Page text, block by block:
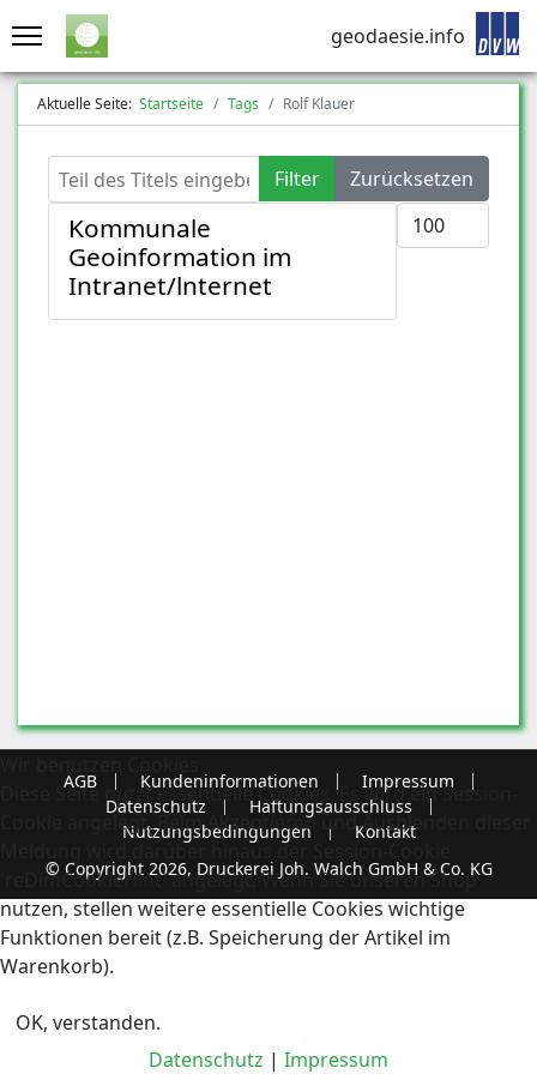
geodaesie.info
Aktuelle Seite: Startseite Tags Rolf Klauer
Teil des Titels eingeben Filter
Zurücksetzen
Anzeige #
Kommunale
Geoinformation im
Intranet/lnternet
AGB Kundeninformationen
Impressum
Datenschutz
Haftungsausschluss
Nutzungsbedingungen
Kontakt
© Copyright 2026, Druckerei Joh. Walch GmbH & Co. KG
Diese Seite nutzt essentielle Cookies. Es wird ein Session-
Cookie angelegt. Beim Akzeptieren und Ausblenden dieser
Meldung wird darüber hinaus der Session-Cookie
'reDimCookieHint' angelegt. Wenn Sie unseren Shop
nutzen, stellen weitere essentielle Cookies wichtige
Funktionen bereit (z.B. Speicherung der Artikel im
Warenkorb).
OK, verstanden.
Datenschutz | Impressum